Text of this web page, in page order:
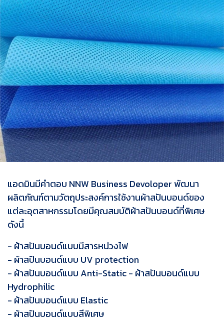
แอดมินมีคำตอบ NNW Business Devoloper พัฒนา
ผลิตภัณฑ์ตามวัตถุประสงค์การใช้งานผ้าสปันบอนด์ของ
แต่ละอุตสาหกรรมโดยมีคุณสมบัติผ้าสปันบอนด์ที่พิเศษ
ดังนี้
- ผ้าสปันบอนด์แบบมีสารหน่วงไฟ
- ผ้าสปันบอนด์แบบ UV protection
- ผ้าสปันบอนด์แบบ Anti-Static - ผ้าสปันบอนด์แบบ
Hydrophilic
- ผ้าสปันบอนด์แบบ Elastic
- ผ้าสปันบอนด์แบบสีพิเศษ